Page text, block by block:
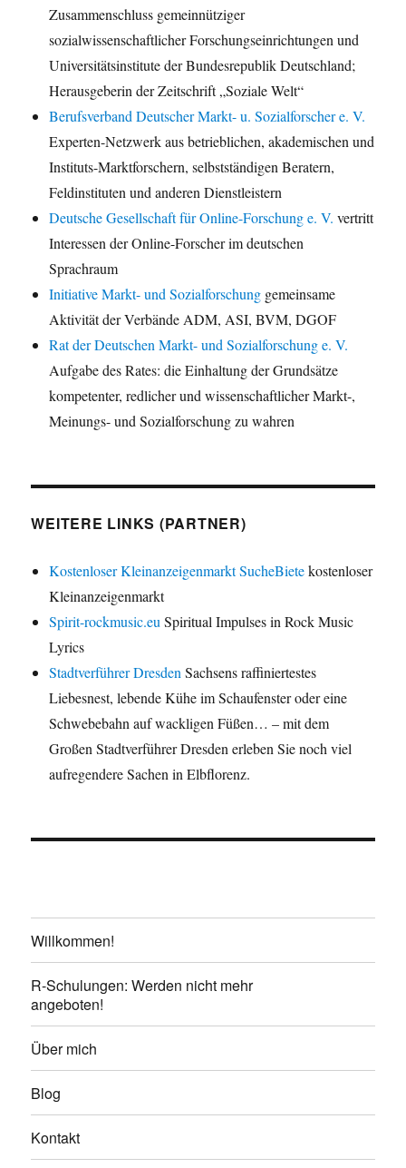
Zusammenschluss gemeinnütziger
sozialwissenschaftlicher Forschungseinrichtungen und
Universitätsinstitute der Bundesrepublik Deutschland;
Herausgeberin der Zeitschrift „Soziale Welt“
Berufsverband Deutscher Markt- u. Sozialforscher e. V.
Experten-Netzwerk aus betrieblichen, akademischen und
Instituts-Marktforschern, selbstständigen Beratern,
Feldinstituten und anderen Dienstleistern
Deutsche Gesellschaft für Online-Forschung e. V. vertritt
Interessen der Online-Forscher im deutschen
Sprachraum
Initiative Markt- und Sozialforschung gemeinsame
Aktivität der Verbände ADM, ASI, BVM, DGOF
Rat der Deutschen Markt- und Sozialforschung e. V.
Aufgabe des Rates: die Einhaltung der Grundsätze
kompetenter, redlicher und wissenschaftlicher Markt-,
Meinungs- und Sozialforschung zu wahren
WEITERE LINKS (PARTNER)
Kostenloser Kleinanzeigenmarkt SucheBietekostenloser
Kleinanzeigenmarkt
Spirit-rockmusic.euSpiritual Impulses in Rock Music
Lyrics
Stadtverführer DresdenSachsens raffiniertestes
Liebesnest, lebende Kühe im Schaufenster oder eine
Schwebebahn auf wackligen Füßen… – mit dem
Großen Stadtverführer Dresden erleben Sie noch viel
aufregendere Sachen in Elbflorenz.
Willkommen!
R-Schulungen: Werden nicht mehr
angeboten!
Über mich
Blog
Kontakt